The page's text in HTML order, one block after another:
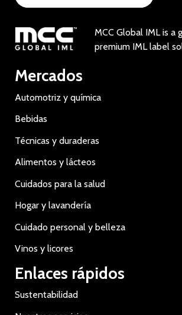
MCC Global IML is a
premium IML label
Mercados
Automotriz y química
Bebidas
Técnicas y duraderas
Alimentos y lácteos
Cuidados para la salud
Hogar y lavandería
Cuidado personal y belleza
Vinos y licores
Enlaces rápidos
Sustentabilidad